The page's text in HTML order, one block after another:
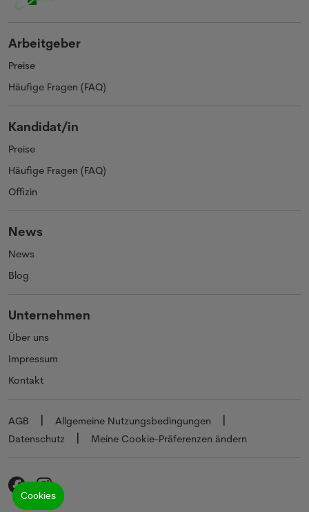
Arbeitgeber
Preise
Häufige Fragen (FAQ)
Kandidat/in
Preise
Häufige Fragen (FAQ)
Offizin
News
News
Blog
Unternehmen
Über uns
Impressum
Kontakt
AGB
Allgemeine Nutzungsbedingungen
Datenschutz
Meine Cookie-Präferenzen ändern